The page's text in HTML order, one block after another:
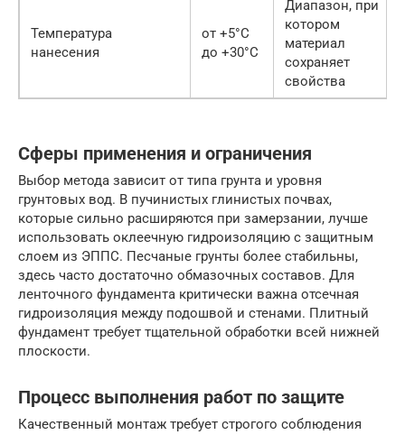
Температура
нанесения
от +5°C
до +30°C
Диапазон, при
котором
материал
сохраняет
свойства
Сферы применения и ограничения
Выбор метода зависит от типа грунта и уровня
грунтовых вод. В пучинистых глинистых почвах,
которые сильно расширяются при замерзании, лучше
использовать оклеечную гидроизоляцию с защитным
слоем из ЭППС. Песчаные грунты более стабильны,
здесь часто достаточно обмазочных составов. Для
ленточного фундамента критически важна отсечная
гидроизоляция между подошвой и стенами. Плитный
фундамент требует тщательной обработки всей нижней
плоскости.
Процесс выполнения работ по защите
Качественный монтаж требует строгого соблюдения